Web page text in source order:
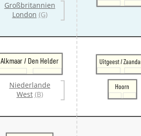
Großbritannien
London (G)
Alkmaar / Den Helder
Niederlande
West (B)
Uitgeest /
Hoorn